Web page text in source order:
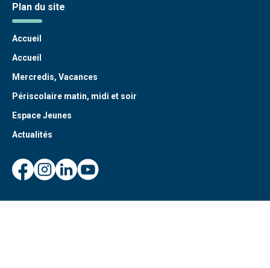
Plan du site
Accueil
Accueil
Mercredis, Vacances
Périscolaire matin, midi et soir
Espace Jeunes
Actualités